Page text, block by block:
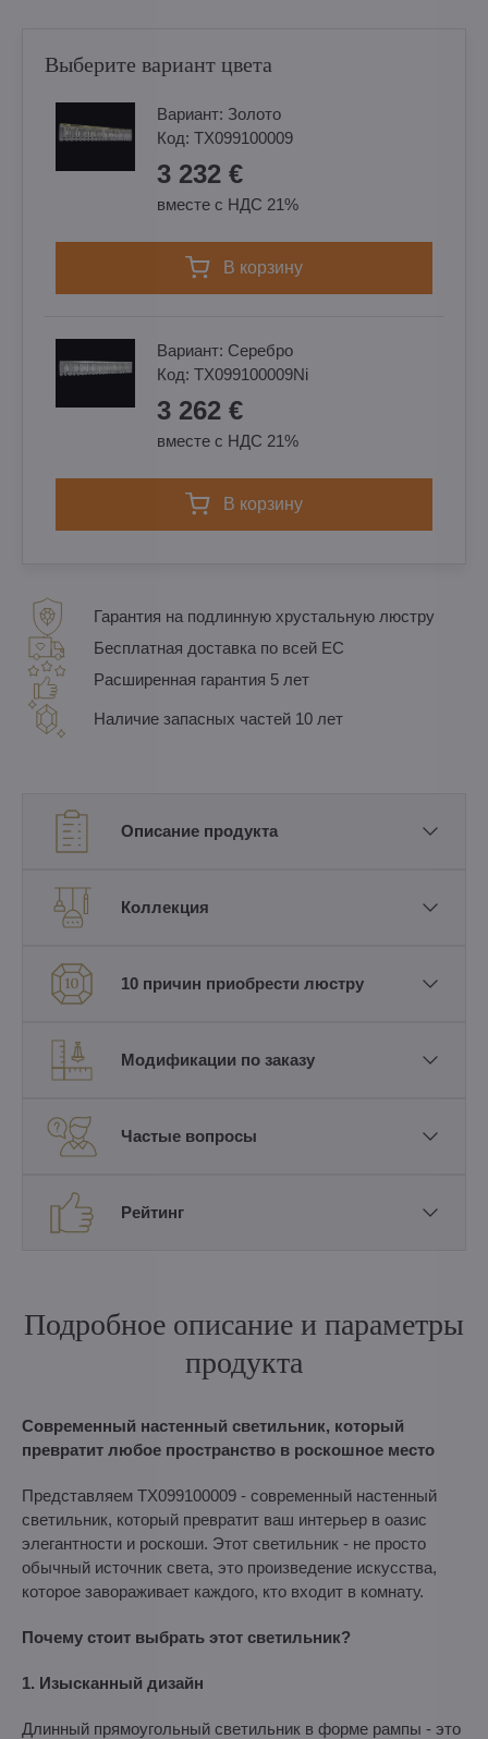
Выберите вариант цвета
Вариант: Золотo
Код: TX099100009
3 232 €
вместе с НДС 21%
в корзину
Вариант: Cеребро
Код: TX099100009Ni
3 262 €
вместе с НДС 21%
в корзину
Гарантия на подлинную хрустальную люстру
Бесплатная доставка по всей ЕС
Расширенная гарантия 5 лет
Наличие запасных частей 10 лет
Описание продукта
Коллекция
10 причин приобрести люстру
Модификации по заказу
Частые вопросы
Рейтинг
Подробное описание и параметры
продукта
Современный настенный светильник, который
превратит любое пространство в роскошное место
Представляем TX099100009 - современный настенный
светильник, который превратит ваш интерьер в оазис
элегантности и роскоши. Этот светильник - не просто
обычный источник света, это произведение искусства,
которое завораживает каждого, кто входит в комнату.
Почему стоит выбрать этот светильник?
1. Изысканный дизайн
Длинный прямоугольный светильник в форме рампы - это